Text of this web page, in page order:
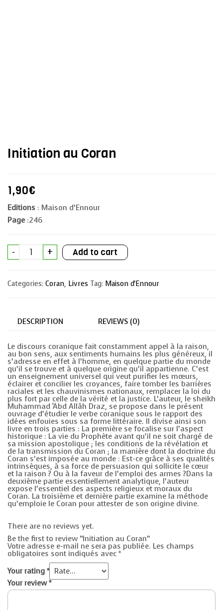
Initiation au Coran
1,90€
Editions : Maison d’Ennour
Page:246
- Initiation
Coran
+ Add to cart
Categories: Coran, Livres Tag: Maison d'Ennour
DESCRIPTION REVIEWS (0)
Le discours coranique fait constamment appel à la raison,
au bon sens, aux sentiments humains les plus généreux, il
s’adresse en effet à l’homme, en quelque partie du monde
qu’il se trouve et à quelque origine qu’il appartienne. C’est
un enseignement universel qui veut purifier les mœurs,
éclairer et concilier les croyances, faire tomber les barrières
raciales et les chauvinismes nationaux, remplacer la loi du
plus fort par celle de la vérité et la justice. L’auteur, le sheikh
Muhammad ‘Abd Allâh Draz, se propose dans le présent
ouvrage d’étudier le verbe coranique sous le rapport des
idées enfouies sous sa forme littéraire. Il divise ainsi son
livre en trois parties : La première se focalise sur l’aspect
historique : La vie du Prophète avant qu’il ne soit chargé de
sa mission apostolique ; les conditions de la révélation et
de la transmission du Coran ; la manière dont la doctrine du
Coran s’est imposée au monde : Est-ce grâce à ses qualités
intrinsèques, à sa force de persuasion qui sollicite le cœur
et la raison ? Ou à la faveur de l’emploi des armes ?Dans la
deuxième partie essentiellement analytique, l’auteur
expose l’essentiel des aspects religieux et moraux du
Coran. La troisième et dernière partie examine la méthode
qu’emploie le Coran pour attester de son origine divine.
There are no reviews yet.
Be the first to review “Initiation au Coran”
Votre adresse e-mail ne sera pas publiée. Les champs
obligatoires sont indiqués avec *
Your rating *
Your review*